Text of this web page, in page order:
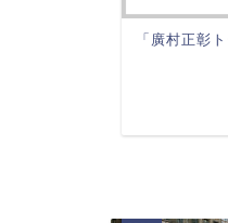
「廣村正彰